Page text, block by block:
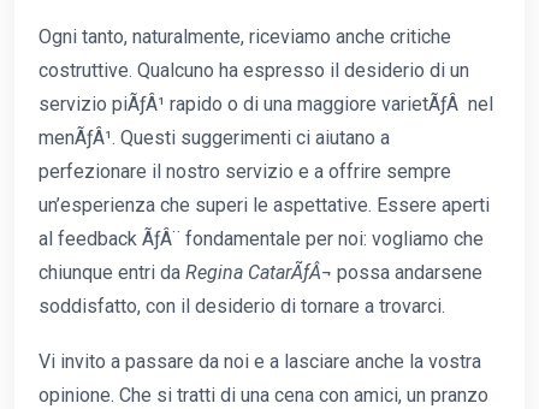
Ogni tanto, naturalmente, riceviamo anche critiche
costruttive. Qualcuno ha espresso il desiderio di un
servizio piÃƒÂ¹ rapido o di una maggiore varietÃƒÂ nel
menÃƒÂ¹. Questi suggerimenti ci aiutano a
perfezionare il nostro servizio e a offrire sempre
un’esperienza che superi le aspettative. Essere aperti
al feedback ÃƒÂ¨ fondamentale per noi: vogliamo che
chiunque entri da Regina CatarÃƒÂ¬ possa andarsene
soddisfatto, con il desiderio di tornare a trovarci.
Vi invito a passare da noi e a lasciare anche la vostra
opinione. Che si tratti di una cena con amici, un pranzo